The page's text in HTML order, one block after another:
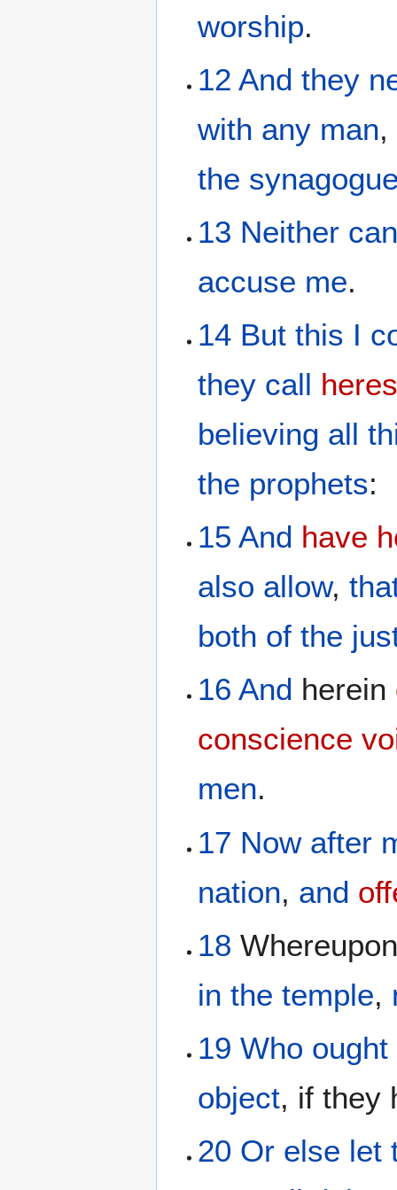
worship.
12 And they
with any man,
the
13 Neither
accuse me.
14 But this I
they call
believing all
the prophets:
15 And have
also allow,
both of the
16 And herein
conscience
men.
17 Now after
nation, and
18
in the temple,
19 Who ought
object, if they
20 Or else let